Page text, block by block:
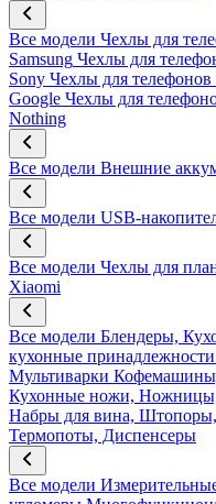
Все модели Чехлы для
Samsung Чехлы для
Sony Чехлы для телефонов
Google Чехлы для
Nothing
Все модели Внешние
Все модели USB-
Все модели Чехлы для
Xiaomi
Все модели Блендеры,
кухонные принадлежности
Мультиварки
Кухонные ножи,
Набры для вина,
Термопоты, Диспенсеры
Все модели